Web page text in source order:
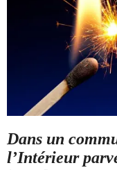
Dans un
l’Intérieur